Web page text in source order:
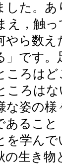
した。
え，触
やら数
」です
ころは
ころは
な姿の
あるこ
を学ん
の生き